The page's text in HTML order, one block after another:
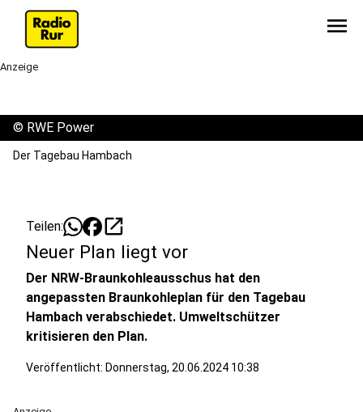
menu
Anzeige
© RWE Power
Der Tagebau Hambach
Teilen: open_in_new
Neuer Plan liegt vor
Der NRW-Braunkohleausschus hat den
angepassten Braunkohleplan für den Tagebau
Hambach verabschiedet. Umweltschützer
kritisieren den Plan.
Veröffentlicht: Donnerstag, 20.06.2024 10:38